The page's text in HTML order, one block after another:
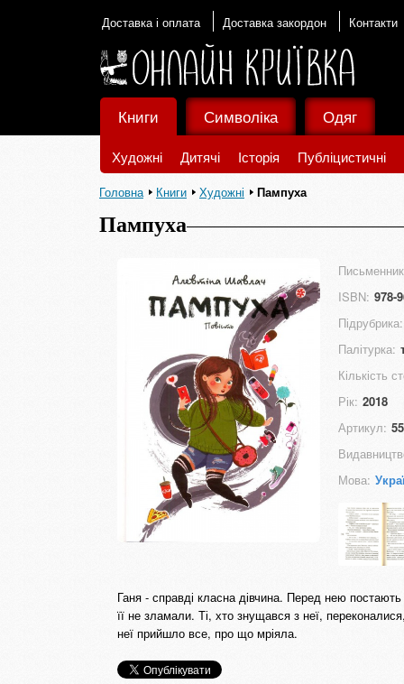
Доставка і оплата Доставка закордон Контакти
Книги
Художні Дитячі Історія Публіцистичні
Символіка Одяг
Головна Книги Художні Пампуха
Пампуха
ISBN: 978-
Підрубрика:
Палітурка:
Кількість
Рік: 2018
Артикул:
Мова:
Ганя - справді класна дівчина. Перед нею
її не зламали. Ті, хто знущався з неї,
неї прийшло все, про що мріяла.